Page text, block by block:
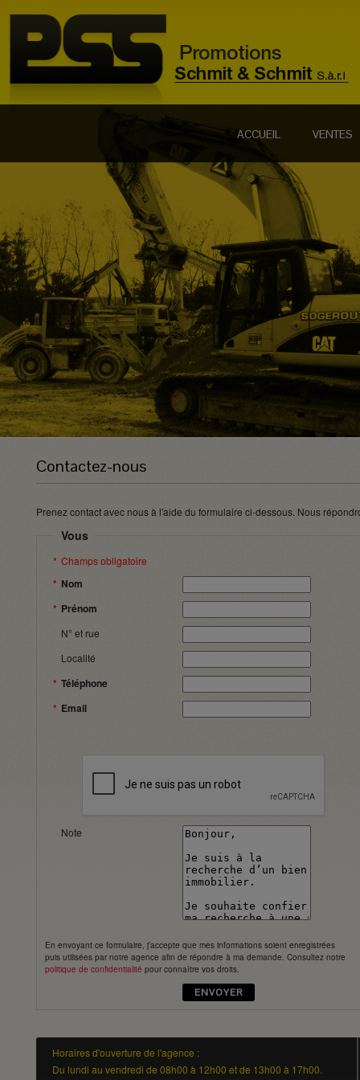
ACCUEIL VENTES
Contactez-nous
Prenez contact avec nous à l'aide du formulaire ci-dessous. Nous
Vous
Champs obligatoire
Nom
Prénom
N° et rue
Localité
Téléphone
Email
Note
En envoyant ce formulaire, j’accepte que mes informations soient enregistrées
puis utilisées par notre agence afin de répondre à ma demande. Consultez notre
politique de confidentialité pour connaître vos droits.
Horaires d'ouverture de l'agence :
Du lundi au vendredi de 08h00 à 12h00 et de 13h00 à 17h00.